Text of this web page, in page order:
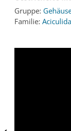
Gruppe:
Familie: